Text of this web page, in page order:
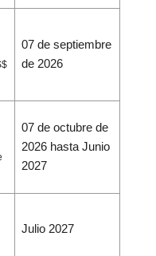
07 de septiembre
de 2026
07 de octubre de
2026 hasta Junio
2027
Julio 2027